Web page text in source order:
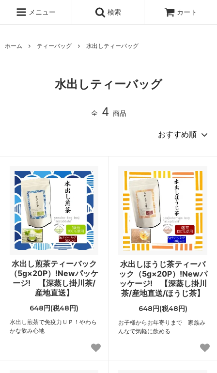
メニュー 検索 カート
ホーム ティーバッグ 水出しティーバッグ
水出しティーバッグ
全 4 商品
水出し煎茶ティーバック
（5g×20P）!Newパッケ
ージ! 【深蒸し掛川茶/
産地直送】
648円(税48円)
水出し煎茶で免疫力ＵＰ！やわら
かな飲み心地
水出しほうじ茶ティーバ
ック（5g×20P）!Newパ
ッケージ! 【深蒸し掛川
茶/産地直送/ほうじ茶】
648円(税48円)
お子様からお年寄りまで 家族み
んなで気軽に飲める